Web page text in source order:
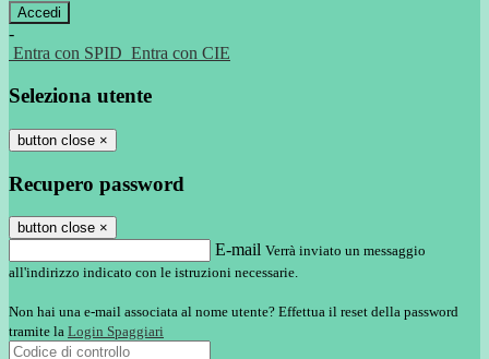
-
Entra con SPID Entra con CIE
Seleziona utente
button close ×
Recupero password
button close ×
E-mail Verrà inviato un messaggio
all'indirizzo indicato con le istruzioni necessarie.
Non hai una e-mail associata al nome utente? Effettua il reset della password
tramite la Login Spaggiari